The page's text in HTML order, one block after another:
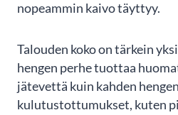
nopeammin kaivo täyttyy.
Talouden koko on tärkein
hengen perhe tuottaa
jätevettä kuin kahden
kulutustottumukset, kuten